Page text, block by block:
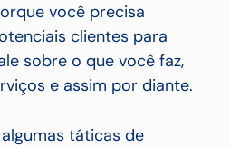
você precisa
clientes para
sobre o que você faz,
e assim por diante.
táticas de